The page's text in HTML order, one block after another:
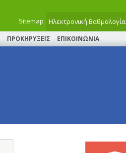
Sitemap Ηλεκτρονική Βαθμολογία
ΠΡΟΚΗΡΥΞΕΙΣ ΕΠΙΚΟΙΝΩΝΙΑ